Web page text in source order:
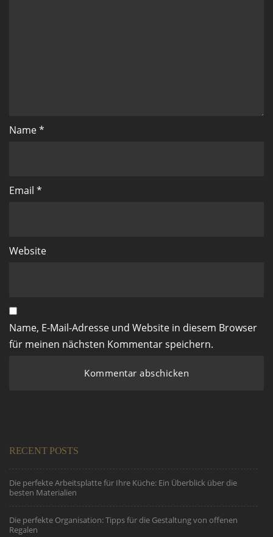
Name*
Email *
Website
Name, E-Mail-Adresse und Website in diesem Browser
für meinen nächsten Kommentar speichern.
RECENT POSTS
Die perfekte Arbeitsplatte für Ihre Küche: Ein Überblick über die
besten Materialien
Die perfekte Organisation: Tipps für die Gestaltung von offenen
Regalen